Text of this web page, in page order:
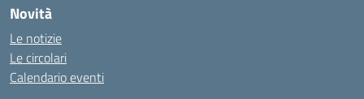
Novità
Le notizie
Le circolari
Calendario eventi